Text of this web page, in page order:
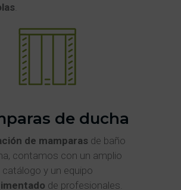
de ducha
de mamparas de baño
contamos con un amplio
catálogo y un equipo
de profesionales.